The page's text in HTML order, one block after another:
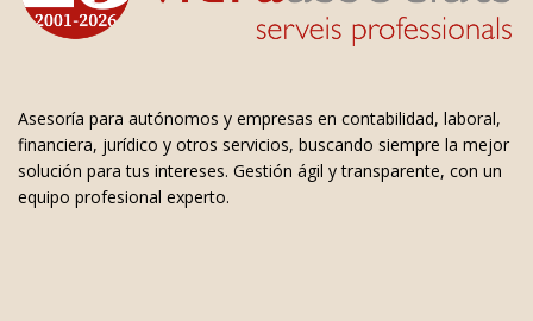
Asesoría para autónomos y empresas en contabilidad, laboral,
financiera, jurídico y otros servicios, buscando siempre la mejor
solución para tus intereses. Gestión ágil y transparente, con un
equipo profesional experto.